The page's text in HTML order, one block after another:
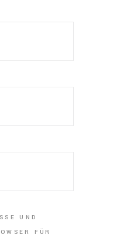
UND
FÜR